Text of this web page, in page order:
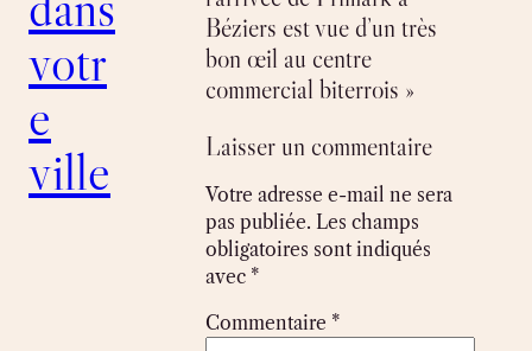
votr
e
ville
Béziers est vue d’un très
bon œil au centre
commercial biterrois »
Laisser un commentaire
Votre adresse e-mail ne sera
pas publiée. Les champs
obligatoires sont indiqués
avec *
Commentaire *